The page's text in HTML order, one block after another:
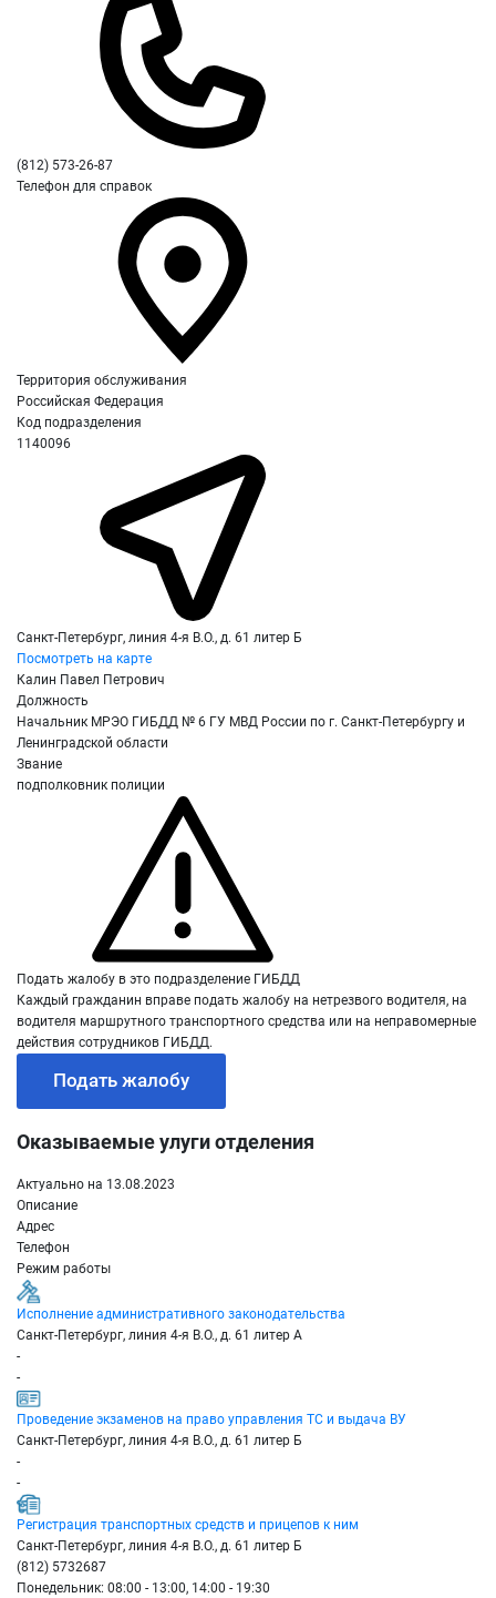
(812) 573-26-87
Телефон для справок
Территория обслуживания
Российская Федерация
Код подразделения
1140096
Санкт-Петербург, линия 4-я В.О., д. 61 литер Б
Посмотреть на карте
Калин Павел Петрович
Должность
Начальник МРЭО ГИБДД № 6 ГУ МВД России по г. Санкт-Петербургу и
Ленинградской области
Звание
подполковник полиции
Подать жалобу в это подразделение ГИБДД
Каждый гражданин вправе подать жалобу на нетрезвого водителя, на
водителя маршрутного транспортного средства или на неправомерные
действия сотрудников ГИБДД.
Подать жалобу
Оказываемые улуги отделения
Актуально на 13.08.2023
Описание
Адрес
Телефон
Режим работы
Исполнение административного законодательства
Санкт-Петербург, линия 4-я В.О., д. 61 литер А
-
-
Проведение экзаменов на право управления ТС и выдача ВУ
Санкт-Петербург, линия 4-я В.О., д. 61 литер Б
-
-
Регистрация транспортных средств и прицепов к ним
Санкт-Петербург, линия 4-я В.О., д. 61 литер Б
(812) 5732687
Понедельник: 08:00 - 13:00, 14:00 - 19:30